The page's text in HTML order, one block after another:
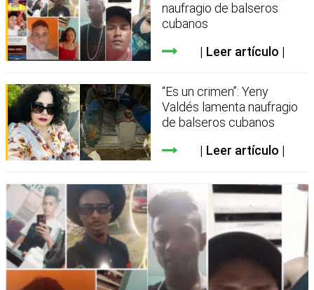
naufragio de balseros
cubanos
Leer artículo
“Es un crimen”: Yeny
Valdés lamenta naufragio
de balseros cubanos
Leer artículo